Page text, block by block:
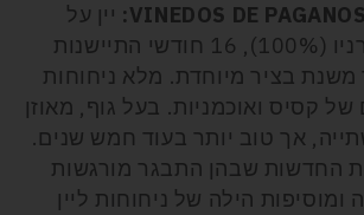
VINEDOS DE
: יין על
טהרת ענבי טמפרניו (100%), 16 חודשי התיישנות
משנת בציר מיוחדת. מלא ניחוחות
של קסיס ואוכמניות. בעל גוף, מאוזן
אך טוב יותר בעוד חמש שנים.
החדשות שבהן התבגר מורגשות
הילה של ניחוחות ליין